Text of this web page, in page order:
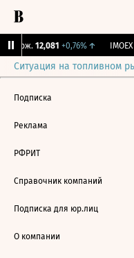
Бирж. 12,081 +0,76%↑ IMOEX
Ситуация на топливном
Подписка
Реклама
РФРИТ
Справочник компаний
Подписка для юр.лиц
О компании